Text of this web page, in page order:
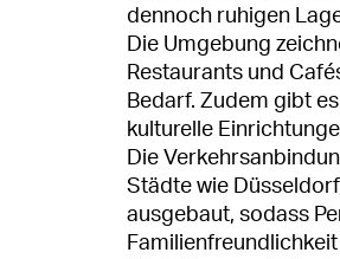
dennoch ruhigen
Die Umgebung
Restaurants und
Bedarf. Zudem gibt
kulturelle
Die
Städte wie
ausgebaut, sodass